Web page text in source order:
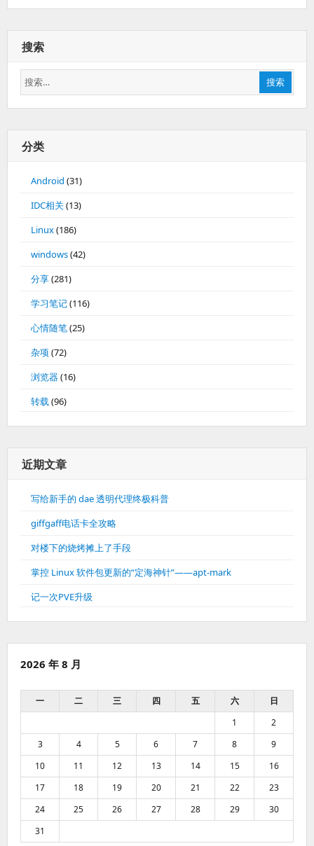
搜索
搜
索：
搜索
分类
Android (31)
IDC相关(13)
Linux(186)
windows(42)
分享(281)
学习笔记(116)
心情随笔(25)
杂项 (72)
浏览器(16)
转载(96)
近期文章
写给新手的 dae 透明代理终极科普
giffgaff电话卡全攻略
对楼下的烧烤摊上了手段
掌控 Linux 软件包更新的“定海神针”——apt-mark
记一次PVE升级
2026 年 8 月
一 二 三 四 五 六
日
1
2
3
4 5 6 7 8
9
10
11 12 13 14 15
16
17
18 19 20 21 22
23
24
25 26 27 28 29
30
31